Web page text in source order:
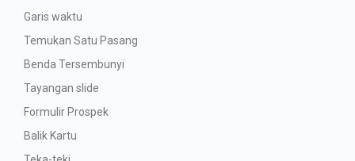
Garis waktu
Temukan Satu Pasang
Benda Tersembunyi
Tayangan slide
Formulir Prospek
Balik Kartu